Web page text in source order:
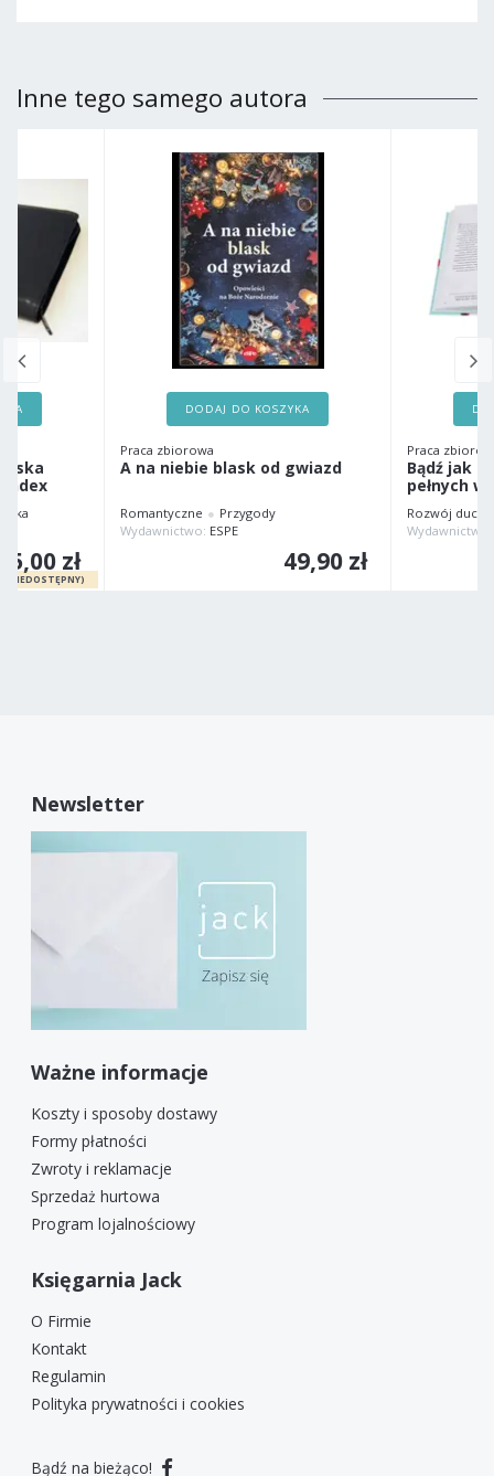
Inne tego samego autora
index
zł
DODAJ DO KOSZYKA
Praca zbiorowa
A na niebie blask od gwiazd
Romantyczne
Przygody
Wydawnictwo: ESPE
49,90 zł
Praca
Bądź jak
pełnych
Rozwój
Newsletter
Ważne informacje
Koszty i sposoby dostawy
Formy płatności
Zwroty i reklamacje
Sprzedaż hurtowa
Program lojalnościowy
Księgarnia Jack
O Firmie
Kontakt
Regulamin
Polityka prywatności i cookies
Bądź na bieżąco!